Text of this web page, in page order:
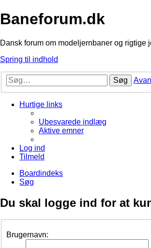
Baneforum.dk
Dansk forum om modeljernbaner og rigtige
Spring til indhold
Søg
Hurtige links
Ubesvarede indlæg
Aktive emner
Log ind
Tilmeld
Boardindeks
Søg
Du skal logge ind for at
Brugernavn: